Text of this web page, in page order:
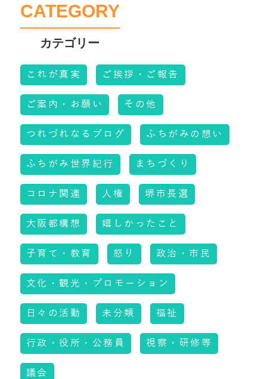
CATEGORY
これが真実 ご挨拶・ご報告
ご案内・お願い その他
つれづれなるブログ ふちがみの想い
ふちがみ世界紀行 まちづくり
コロナ関連 人権 堺市長選
大阪都構想 嬉しかったこと
子育て・教育 怒り 政治・市民
文化・観光・プロモーション
日々の活動 未分類 福祉
行政・役所・公務員 視察・研修等
議会